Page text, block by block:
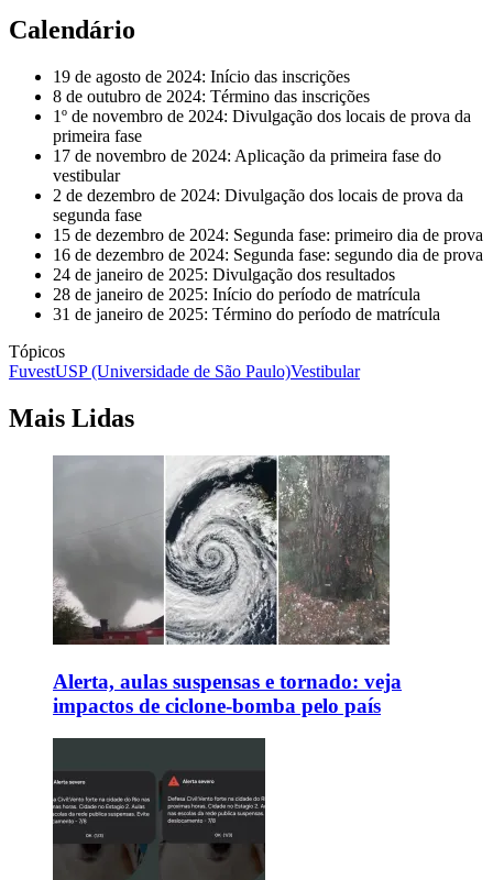
Calendário
19 de agosto de 2024: Início das inscrições
8 de outubro de 2024: Término das inscrições
1º de novembro de 2024: Divulgação dos locais de prova da
primeira fase
17 de novembro de 2024: Aplicação da primeira fase do
vestibular
2 de dezembro de 2024: Divulgação dos locais de prova da
segunda fase
15 de dezembro de 2024: Segunda fase: primeiro dia de prova
16 de dezembro de 2024: Segunda fase: segundo dia de prova
24 de janeiro de 2025: Divulgação dos resultados
28 de janeiro de 2025: Início do período de matrícula
31 de janeiro de 2025: Término do período de matrícula
Tópicos
FuvestUSP (Universidade de São Paulo)Vestibular
Mais Lidas
Alerta, aulas suspensas e tornado: veja
impactos de ciclone-bomba pelo país